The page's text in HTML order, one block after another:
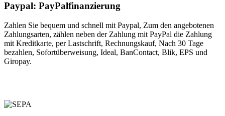
Paypal: PayPalfinanzierung
Zahlen Sie bequem und schnell mit Paypal, Zum den angebotenen
Zahlungsarten, zählen neben der Zahlung mit PayPal die Zahlung
mit Kreditkarte, per Lastschrift, Rechnungskauf, Nach 30 Tage
bezahlen, Sofortüberweisung, Ideal, BanContact, Blik, EPS und
Giropay.